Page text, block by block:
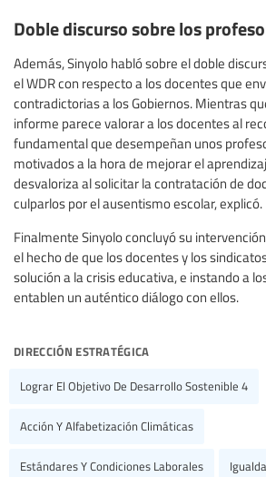
Doble discurso sobre los
Además, Sinyolo habló sobre el doble
el WDR con respecto a los docentes que
contradictorias a los Gobiernos. Mientras
informe parece valorar a los docentes al
fundamental que desempeñan unos
motivados a la hora de mejorar el
desvaloriza al solicitar la contratación de
culparlos por el ausentismo escolar, explicó.
Finalmente Sinyolo concluyó su
el hecho de que los docentes y los
solución a la crisis educativa, e instando a
entablen un auténtico diálogo con ellos.
dirección estratégica
Lograr El Objetivo De Desarrollo Sostenible 4
Acción Y Alfabetización Climáticas
Estándares Y Condiciones Laborales